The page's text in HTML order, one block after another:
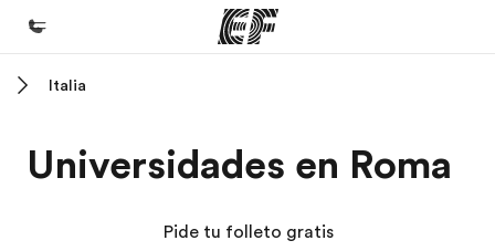
Programas
Italia
Universidades en Roma
Pide tu folleto gratis